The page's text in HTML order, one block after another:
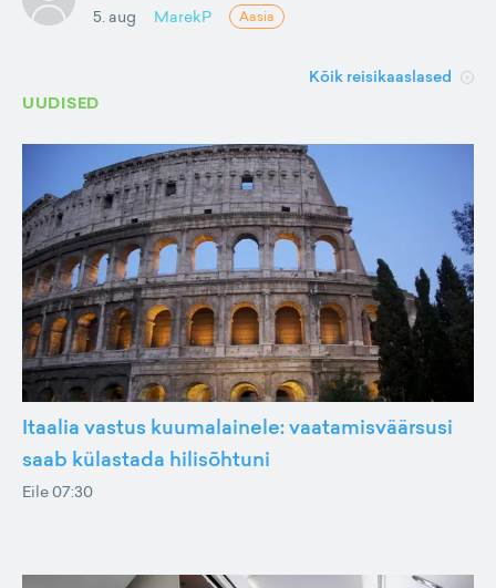
5. aug MarekP Aasia
Kõik reisikaaslased
UUDISED
Itaalia vastus kuumalainele: vaatamisväärsusi
saab külastada hilisõhtuni
Eile 07:30